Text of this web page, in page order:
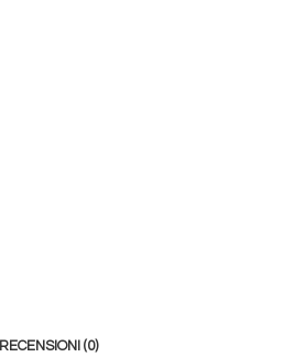
RECENSIONI (0)